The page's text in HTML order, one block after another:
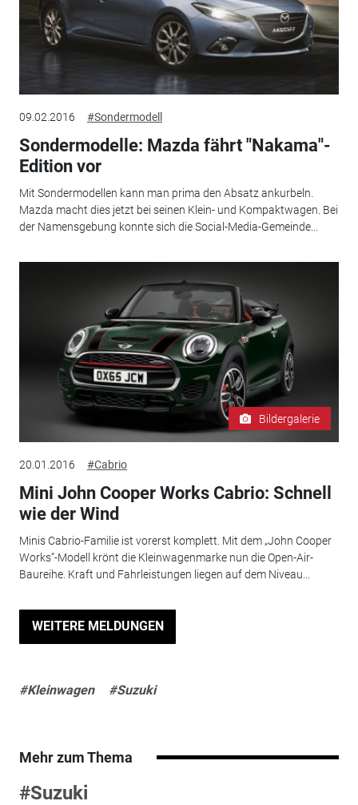
09.02.2016 #Sondermodell
Sondermodelle: Mazda fährt "Nakama"-
Edition vor
Mit Sondermodellen kann man prima den Absatz ankurbeln.
Mazda macht dies jetzt bei seinen Klein- und Kompaktwagen. Bei
der Namensgebung konnte sich die Social-Media-Gemeinde...
Bildergalerie
20.01.2016 #Cabrio
Mini John Cooper Works Cabrio: Schnell
wie der Wind
Minis Cabrio-Familie ist vorerst komplett. Mit dem „John Cooper
Works“-Modell krönt die Kleinwagenmarke nun die Open-Air-
Baureihe. Kraft und Fahrleistungen liegen auf dem Niveau...
WEITERE MELDUNGEN
#Kleinwagen #Suzuki
Mehr zum Thema
#Suzuki